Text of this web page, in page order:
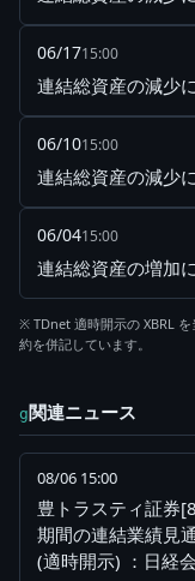
06/1715:00
連結総資産の減少
06/1015:00
連結総資産の減少
06/0415:00
連結総資産の増加
※ TDnet 適時開示の XBRL
約を併記しています。
g関連ニュース
08/06 15:00
豊トラスティ証券
期間の連結業績見
(適時開示) ：日経